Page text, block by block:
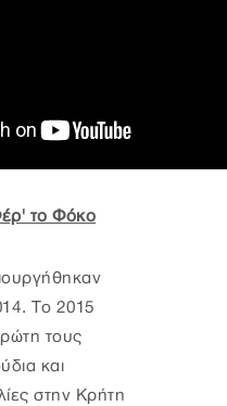
το Φόκο
Το 2015
τους
και
στην Κρήτη